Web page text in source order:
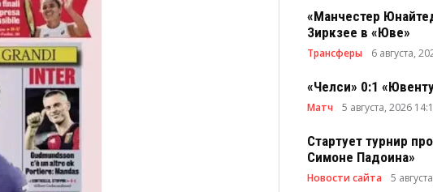
«Манчестер
Зиркзее в «Юве»
Трансферы 6 августа,
«Челси» 0:1
Матч 5 августа, 2026
Стартует турнир
Симоне Падоина»
Новости сайта 5